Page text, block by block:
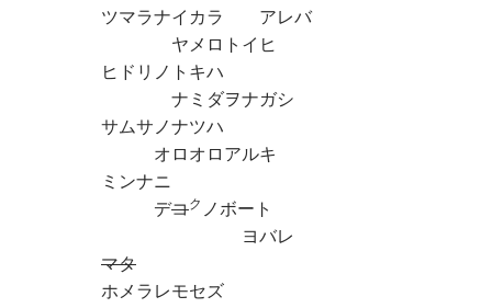
ツマラナイカラ アレバ
ヤメロトイヒ
ヒドリノトキハ
ナミダヲナガシ
サムサノナツハ
オロオロアルキ
ミンナニ
デコク ノボート
ヨバレ
マタ
ホメラレモセズ